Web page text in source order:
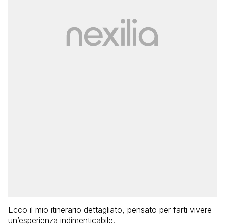
Ecco il mio itinerario dettagliato, pensato per farti vivere
un’esperienza indimenticabile.